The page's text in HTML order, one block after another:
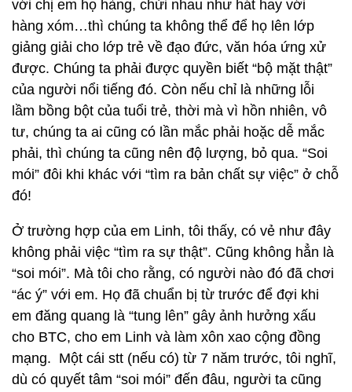
với chị em họ hàng, chửi nhau như hát hay với
hàng xóm…thì chúng ta không thể để họ lên lớp
giảng giải cho lớp trẻ về đạo đức, văn hóa ứng xử
được. Chúng ta phải được quyền biết “bộ mặt thật”
của người nổi tiếng đó. Còn nếu chỉ là những lỗi
lầm bồng bột của tuổi trẻ, thời mà vì hồn nhiên, vô
tư, chúng ta ai cũng có lần mắc phải hoặc dễ mắc
phải, thì chúng ta cũng nên độ lượng, bỏ qua. “Soi
mói” đôi khi khác với “tìm ra bản chất sự việc” ở chỗ
đó!
Ở trường hợp của em Linh, tôi thấy, có vẻ như đây
không phải việc “tìm ra sự thật”. Cũng không hẳn là
“soi mói”. Mà tôi cho rằng, có người nào đó đã chơi
“ác ý” với em. Họ đã chuẩn bị từ trước để đợi khi
em đăng quang là “tung lên” gây ảnh hưởng xấu
cho BTC, cho em Linh và làm xôn xao cộng đồng
mạng. Một cái stt (nếu có) từ 7 năm trước, tôi nghĩ,
dù có quyết tâm “soi mói” đến đâu, người ta cũng